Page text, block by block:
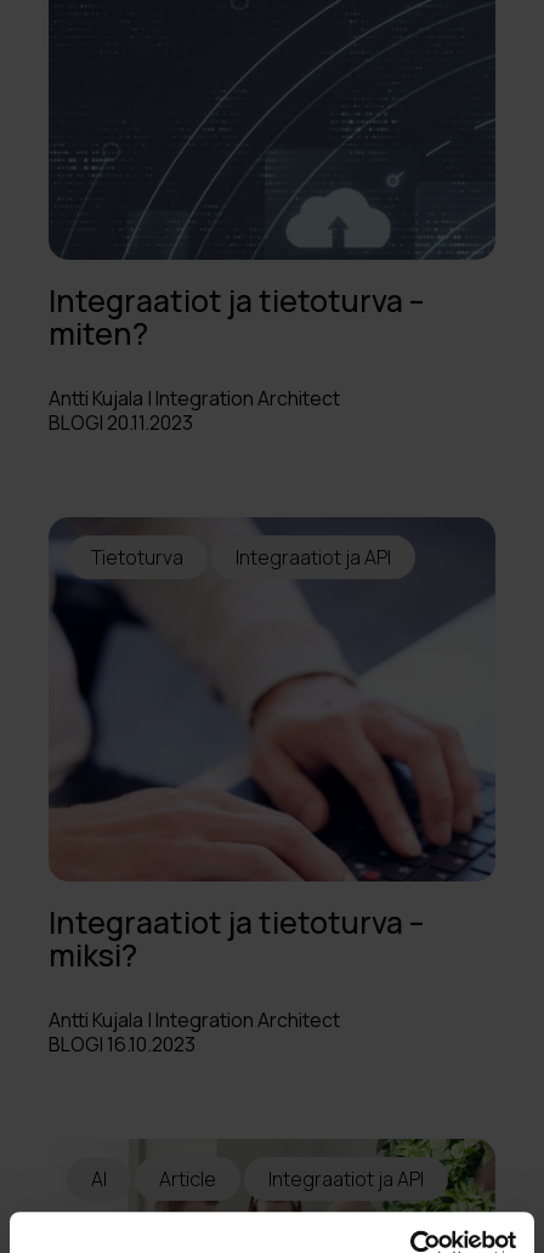
Integraatiot ja tietoturva –
miten?
Antti Kujala | Integration Architect
BLOGI 20.11.2023
Tietoturva Integraatiot ja API
Integraatiot ja tietoturva –
miksi?
Antti Kujala | Integration Architect
BLOGI 16.10.2023
AI Article Integraatiot ja API